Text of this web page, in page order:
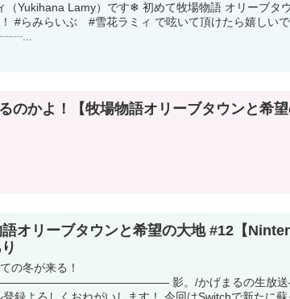
（Yukihana Lamy）です❄ 初めて牧場物語 オリーブタ
#らみらいぶ #雪花ラミィ で呟いて頂けたら嬉しいで
のかよ！【牧場物語オリーブタウンと希
オリーブタウンと希望の大地 #12【
の冬が来る！
影。/かげまるの生放送へ